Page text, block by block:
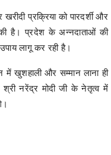
प्रक्रिया को पारदर्शी और
है। प्रदेश के अन्नदाताओं की
लागू कर रही है।
में खुशहाली और सम्मान लाना ही
श्री नरेंद्र मोदी जी के नेतृत्व में